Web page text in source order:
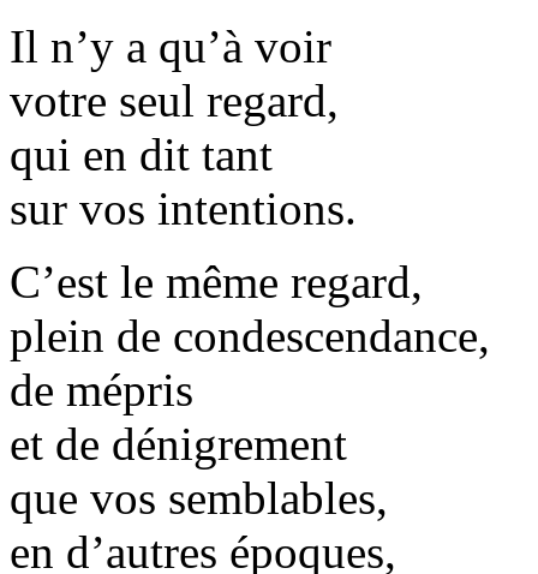
Il n’y a qu’à voir
votre seul regard,
qui en dit tant
sur vos intentions.
C’est le même regard,
plein de condescendance,
de mépris
et de dénigrement
que vos semblables,
en d’autres époques,